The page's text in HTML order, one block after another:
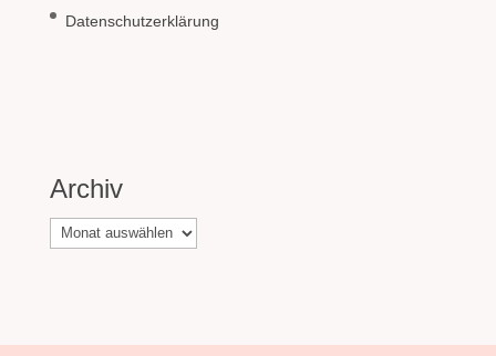
Datenschutzerklärung
Archiv
Archiv